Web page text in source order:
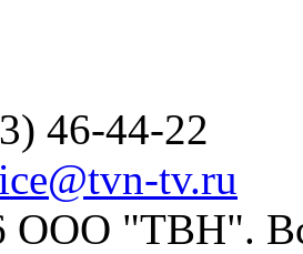
46-44-22
tv.ru
ООО "ТВН".